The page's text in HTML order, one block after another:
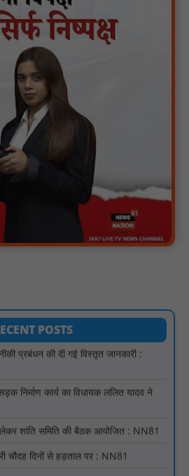
POSTS
चौदह दिनों से हड़ताल पर : NN81
विधानसभा क्षेत्र में विभिन्न विकास कार्यों का
: NN81
नियमित समीक्षा, मुख्यमंत्री विष्णुदेव साय ने
: NN81
वनांचल के गांव, नियद नेल्लानार ग्रामों में बढ़ी
तहत 18 छात्राओं को साइकिल वितरण, 'एक पेड़
: NN81
जारी, सभी रेजिडेंट्स का लंबित वेतन
का प्रशिक्षण संपन्न, वीबी-जी राम-जी
प्रबंधन की दी गई विस्तृत जानकारी :
निर्माण कार्य का विधायक ललित यादव ने
लेकर शांति समिति की बैठक आयोजित : NN81
चौदह दिनों से हड़ताल पर : NN81
विधानसभा क्षेत्र में विभिन्न विकास कार्यों का
: NN81